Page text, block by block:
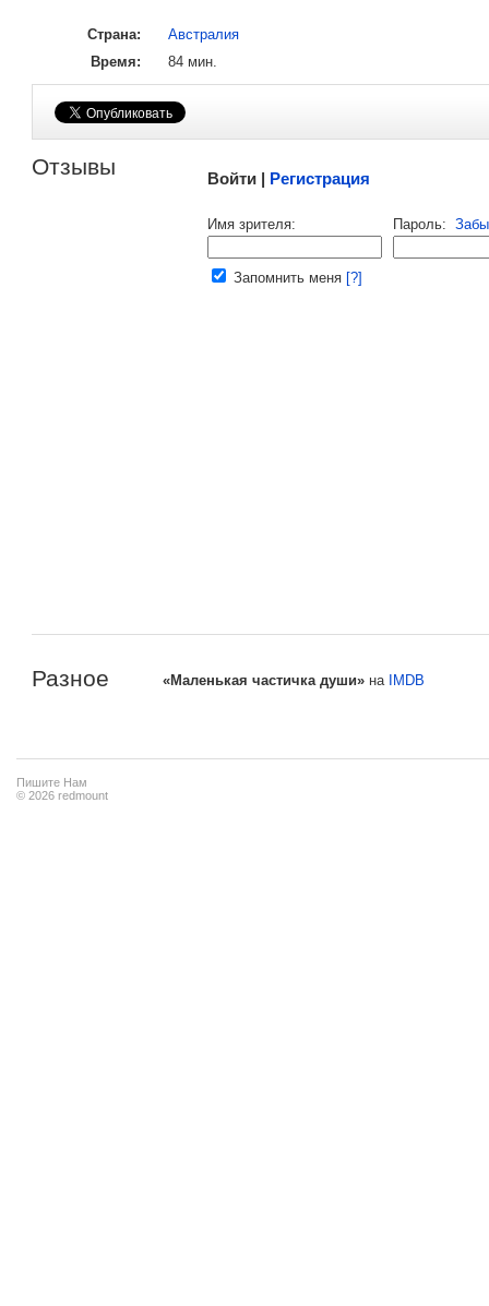
Страна:
Австралия
Время:
84 мин.
Отзывы Войти | Регистрация
Имя зрителя: Пароль:
Запомнить меня [?]
Разное «Маленькая частичка души» на IMDB
Пишите Нам
© 2026 redmount